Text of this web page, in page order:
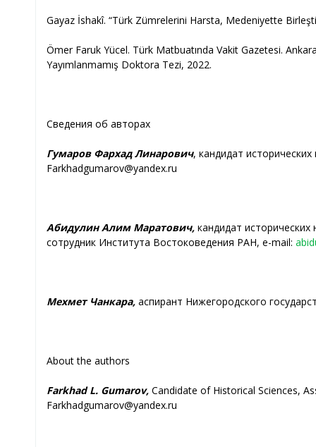
Gayaz İshakî. “Türk Zümrelerini Harsta, Medeniyette
Ömer Faruk Yücel. Türk Matbuatında Vakit Gazetesi.
Yayımlanmamış Doktora Tezi, 2022.
Сведения об авторах
Гумаров Фархад Линарович, кандидат
Farkhadgumarov@yandex.ru
Абидулин Алим Маратович, кандидат
сотрудник Института Востоковедения РАН, e-mail:
Мехмет Чанкара, аспирант Нижегородского
About the authors
Farkhad L. Gumarov, Candidate of Historical Sciences,
Farkhadgumarov@yandex.ru